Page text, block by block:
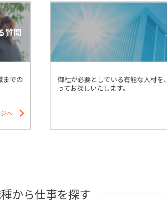
質問
までの
へ
御社が必要としている有能な人材を
ってお探しいたします。
から仕事を探す